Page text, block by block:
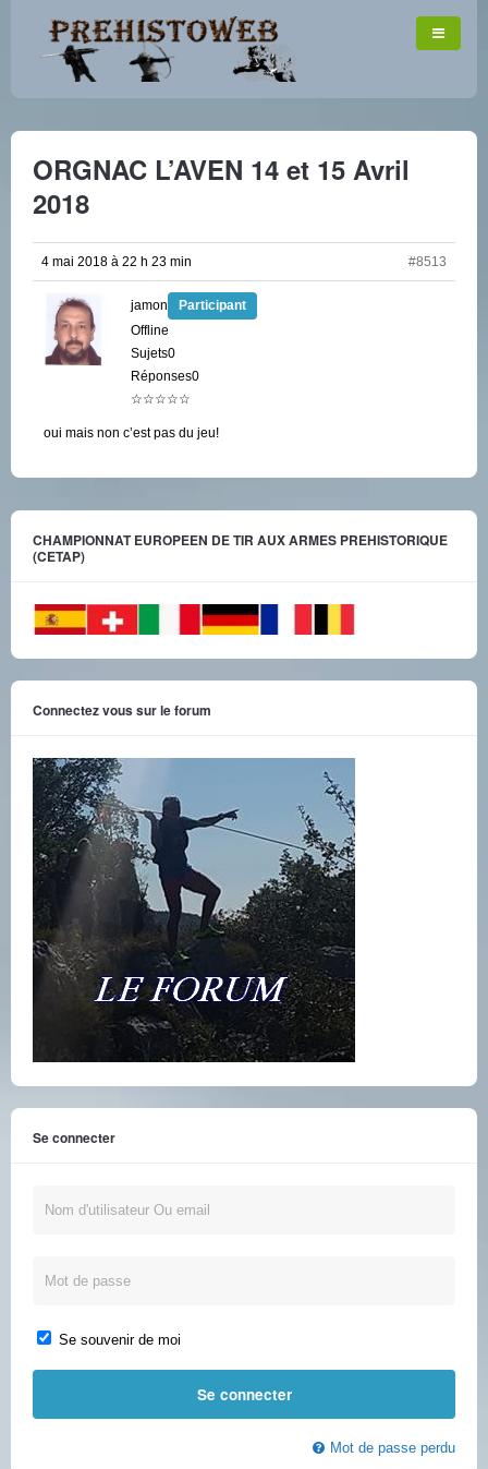
ORGNAC L’AVEN 14 et 15 Avril
2018
4 mai 2018 à 22 h 23 min #8513
jamon
Participant
Offline
Sujets0
Réponses0
☆☆☆☆☆
oui mais non c’est pas du jeu!
CHAMPIONNAT EUROPEEN DE TIR AUX ARMES PREHISTORIQUE
(CETAP)
Connectez vous sur le forum
Se connecter
Se souvenir de moi
Mot de passe perdu